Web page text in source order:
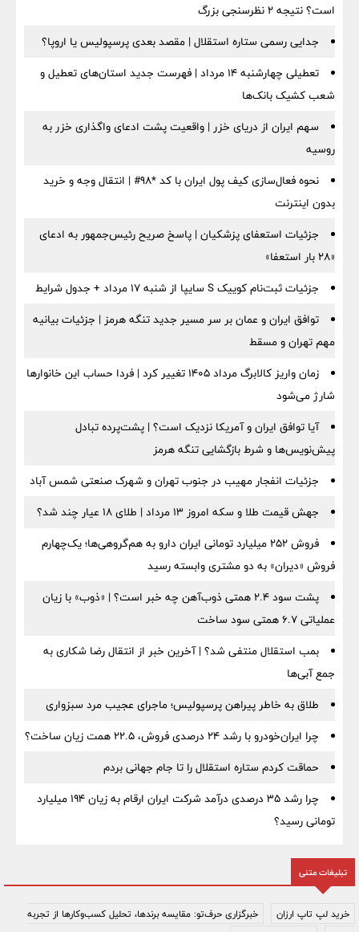
است؟ نتیجه ۲ نظرسنجی بزرگ
جدایی رسمی ستاره استقلال | مقصد بعدی پرسپولیس یا اروپا؟
تعطیلی چهارشنبه ۱۴ مرداد | فهرست جدید استان‌های تعطیل و
شعب کشیک بانک‌ها
سهم ایران از دریای خزر | واقعیت پشت ادعای واگذاری خزر به
روسیه
نحوه فعال‌سازی کیف پول ایران با کد *98# | انتقال وجه و خرید
بدون اینترنت
جزئیات استعفای پزشکیان | پاسخ صریح رئیس‌جمهور به ادعای
«۲۸ بار استعفا»
جزئیات ثبت‌نام کوییک S سایپا از شنبه ۱۷ مرداد + جدول شرایط
توافق ایران و عمان بر سر مسیر جدید تنگه هرمز | جزئیات بیانیه
مهم تهران و مسقط
زمان واریز کالابرگ مرداد ۱۴۰۵ تغییر کرد | فردا حساب این خانوارها
شارژ می‌شود
آیا توافق ایران و آمریکا نزدیک است؟ | پشت‌پرده تبادل
پیش‌نویس‌ها و شرط بازگشایی تنگه هرمز
جزئیات انفجار مهیب در جنوب تهران و شهرک صنعتی شمس آباد
جهش قیمت طلا و سکه امروز ۱۳ مرداد | طلای ۱۸ عیار چند شد؟
فروش ۲۵۲ میلیارد تومانی ایران دارو به هم‌گروهی‌ها؛ یک‌چهارم
فروش «دیران» به دو مشتری وابسته رسید
پشت سود ۲.۴ همتی ذوب‌آهن چه خبر است؟ | «ذوب» با زیان
عملیاتی ۶.۷ همتی سود ساخت
بمب استقلال منتفی شد؟ | آخرین خبر از انتقال رضا شکاری به
جمع آبی‌ها
طلاق به خاطر پیراهن پرسپولیس؛ ماجرای عجیب مرد سبزواری
چرا ایران‌خودرو با رشد ۲۴ درصدی فروش، ۲۲.۵ همت زیان ساخت؟
حماقت کردم ستاره استقلال را تا جام جهانی بردم
چرا رشد ۳۵ درصدی درآمد شرکت ایران ارقام به زیان ۱۹۴ میلیارد
تومانی رسید؟
تبلیغات متنی
خرید لپ تاپ ارزان
خبرگزاری حرف‌تو: مقایسه برندها، تحلیل کسب‌وکارها از تجربه